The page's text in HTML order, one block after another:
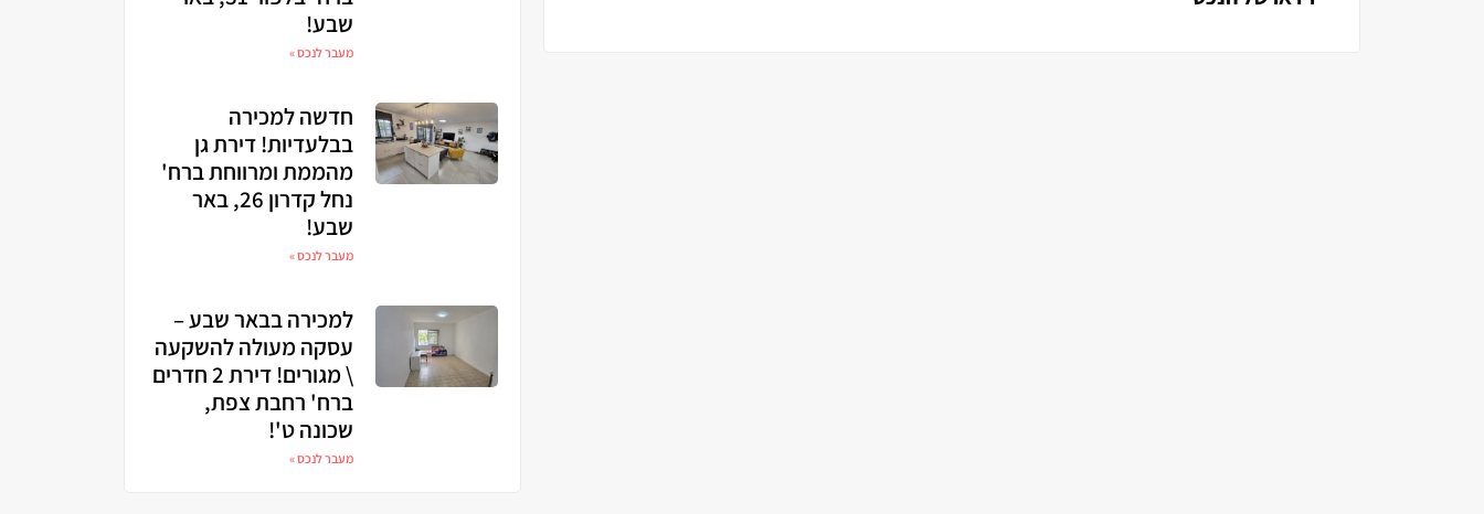
שבע!
מעבר לנכס »
חדשה למכירה
בבלעדיות! דירת גן
מהממת ומרווחת ברח'
נחל קדרון 26, באר
שבע!
מעבר לנכס »
למכירה בבאר שבע –
עסקה מעולה להשקעה
\ מגורים! דירת 2 חדרים
ברח' רחבת צפת,
שכונה ט'!
מעבר לנכס »